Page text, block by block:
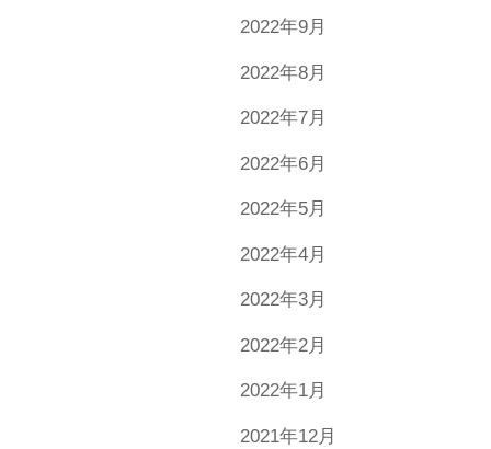
2022年9月
2022年8月
2022年7月
2022年6月
2022年5月
2022年4月
2022年3月
2022年2月
2022年1月
2021年12月